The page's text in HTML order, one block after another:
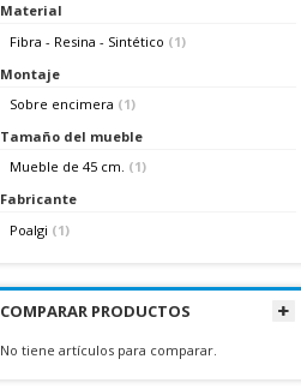
Material
Fibra - Resina - Sintético (1)
Montaje
Sobre encimera (1)
Tamaño del mueble
Mueble de 45 cm. (1)
Fabricante
Poalgi (1)
COMPARAR PRODUCTOS
No tiene artículos para comparar.